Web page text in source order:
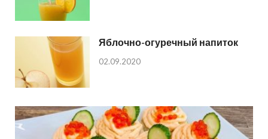
Яблочно-огуречный напиток
02.09.2020